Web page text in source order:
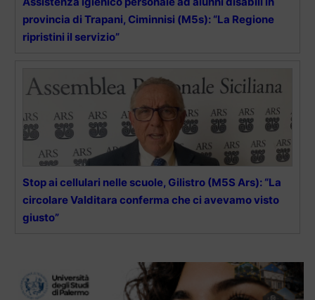
provincia di Trapani, Ciminnisi (M5s): “La Regione
ripristini il servizio”
Stop ai cellulari nelle scuole, Gilistro (M5S Ars): “La
circolare Valditara conferma che ci avevamo visto
giusto”